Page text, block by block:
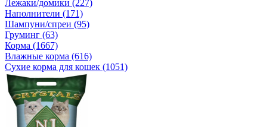
Лежаки/домики (227)
Наполнители (171)
Шампуни/спреи (95)
Груминг (63)
Корма (1667)
Влажные корма (616)
Сухие корма для кошек (1051)